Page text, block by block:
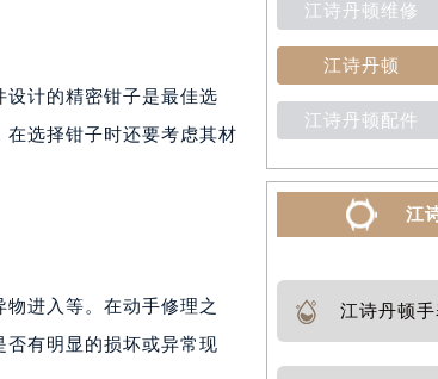
计的精密钳子是最佳选
选择钳子时还要考虑其材
进入等。在动手修理之
有明显的损坏或异常现
江诗丹顿维修
江诗丹顿
江诗丹顿配件
江
江诗丹顿